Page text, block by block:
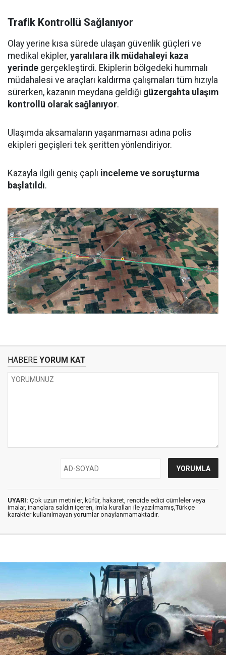
Trafik Kontrollü Sağlanıyor
Olay yerine kısa sürede ulaşan güvenlik güçleri ve
medikal ekipler, yaralılara ilk müdahaleyi kaza
yerinde gerçekleştirdi. Ekiplerin bölgedeki hummalı
müdahalesi ve araçları kaldırma çalışmaları tüm hızıyla
sürerken, kazanın meydana geldiği güzergahta ulaşım
kontrollü olarak sağlanıyor.
Ulaşımda aksamaların yaşanmaması adına polis
ekipleri geçişleri tek şeritten yönlendiriyor.
Kazayla ilgili geniş çaplı inceleme ve soruşturma
başlatıldı.
HABERE YORUM KAT
UYARI: Çok uzun metinler, küfür, hakaret, rencide edici cümleler veya
imalar, inançlara saldırı içeren, imla kuralları ile yazılmamış,Türkçe
karakter kullanılmayan yorumlar onaylanmamaktadır.